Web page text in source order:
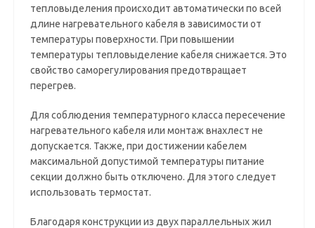
тепловыделения происходит автоматически по всей
длине нагревательного кабеля в зависимости от
температуры поверхности. При повышении
температуры тепловыделение кабеля снижается. Это
свойство саморегулирования предотвращает
перегрев.
Для соблюдения температурного класса пересечение
нагревательного кабеля или монтаж внахлест не
допускается. Также, при достижении кабелем
максимальной допустимой температуры питание
секции должно быть отключено. Для этого следует
использовать термостат.
Благодаря конструкции из двух параллельных жил